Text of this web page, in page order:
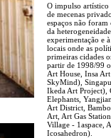
O impulso artístico
de mecenas
espaços não
da
experimentação e
locais onde as
primeiras cidades
partir de 1998/99
Art House, Insa
SkyMind),
Ikeda Art Project),
Elephants,
Art District,
Art, Art Gas
Village - 1aspace,
Icosahedron).